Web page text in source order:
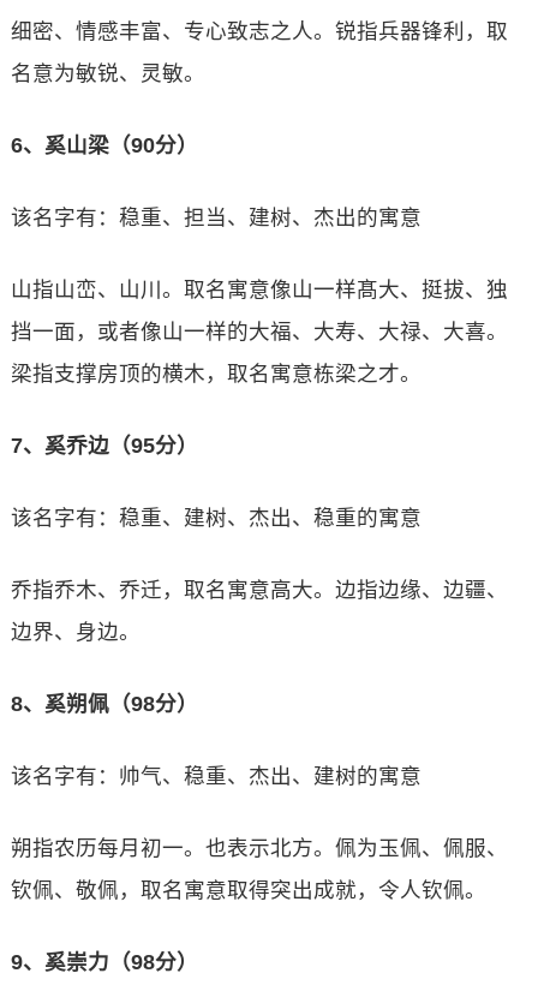
细密、情感丰富、专心致志之人。锐指兵器锋利，取
名意为敏锐、灵敏。
6、奚山梁（90分）
该名字有：稳重、担当、建树、杰出的寓意
山指山峦、山川。取名寓意像山一样髙大、挺拔、独
挡一面，或者像山一样的大福、大寿、大禄、大喜。
梁指支撑房顶的横木，取名寓意栋梁之才。
7、奚乔边（95分）
该名字有：稳重、建树、杰出、稳重的寓意
乔指乔木、乔迁，取名寓意高大。边指边缘、边疆、
边界、身边。
8、奚朔佩（98分）
该名字有：帅气、稳重、杰出、建树的寓意
朔指农历每月初一。也表示北方。佩为玉佩、佩服、
钦佩、敬佩，取名寓意取得突出成就，令人钦佩。
9、奚崇力（98分）